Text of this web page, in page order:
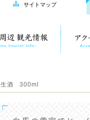
サイトマップ
酒 300ml